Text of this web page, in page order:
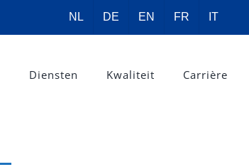
NL DE EN FR IT
Diensten Kwaliteit Carrière